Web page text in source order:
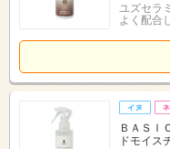
ユズセラ
よく配合
ＢＡＳＩ
ドモイス